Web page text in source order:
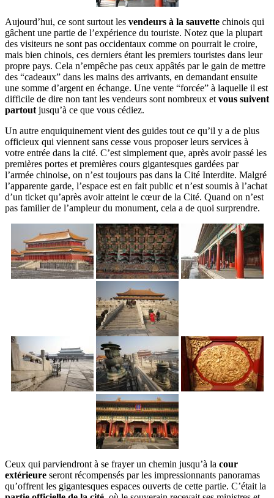
Aujourd’hui, ce sont surtout les vendeurs à la sauvette chinois qui
gâchent une partie de l’expérience du touriste. Notez que la plupart
des visiteurs ne sont pas occidentaux comme on pourrait le croire,
mais bien chinois, ces derniers étant les premiers touristes dans leur
propre pays. Cela n’empêche pas ceux appâtés par le gain de mettre
des “cadeaux” dans les mains des arrivants, en demandant ensuite
une somme d’argent en échange. Une vente “forcée” à laquelle il est
difficile de dire non tant les vendeurs sont nombreux et vous suivent
partout jusqu’à ce que vous cédiez.
Un autre enquiquinement vient des guides tout ce qu’il y a de plus
officieux qui viennent sans cesse vous proposer leurs services à
votre entrée dans la cité. C’est simplement que, après avoir passé les
premières portes et premières cours gigantesques gardées par
l’armée chinoise, on n’est toujours pas dans la Cité Interdite. Malgré
l’apparente garde, l’espace est en fait public et n’est soumis à l’achat
d’un ticket qu’après avoir atteint le cœur de la Cité. Quand on n’est
pas familier de l’ampleur du monument, cela a de quoi surprendre.
Ceux qui parviendront à se frayer un chemin jusqu’à la cour
extérieure seront récompensés par les impressionnants panoramas
qu’offrent les gigantesques espaces ouverts de cette partie. C’était la